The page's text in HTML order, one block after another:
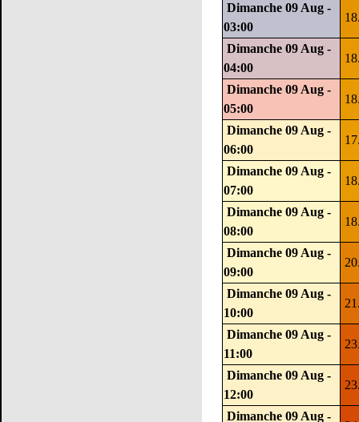
Dimanche 09 Aug -
03:00
Dimanche 09 Aug -
04:00
Dimanche 09 Aug -
05:00
Dimanche 09 Aug -
06:00
Dimanche 09 Aug -
07:00
Dimanche 09 Aug -
08:00
Dimanche 09 Aug -
09:00
Dimanche 09 Aug -
10:00
Dimanche 09 Aug -
11:00
Dimanche 09 Aug -
12:00
Dimanche 09 Aug -